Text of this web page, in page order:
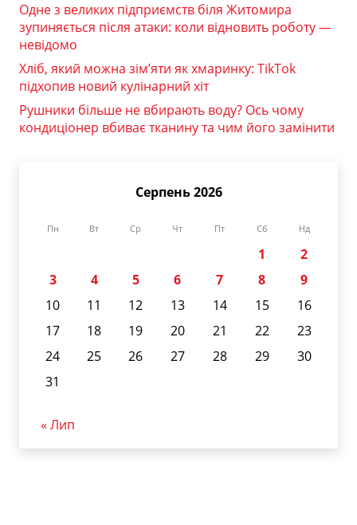
Одне з великих підприємств біля Житомира
зупиняється після атаки: коли відновить роботу —
невідомо
Хліб, який можна зім’яти як хмаринку: TikTok
підхопив новий кулінарний хіт
Рушники більше не вбирають воду? Ось чому
кондиціонер вбиває тканину та чим його замінити
Серпень 2026
Пн Вт Ср Чт Пт Сб Нд
1
2
3
4 5 6 7 8
9
10
11 12 13 14 15
16
17
18 19 20 21 22
23
24
25 26 27 28 29
30
31
« Лип